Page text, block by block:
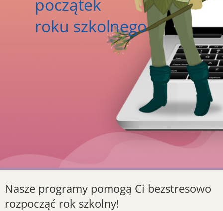
początek
roku szkolnego
Nasze programy pomogą Ci bezstresowo
rozpocząć rok szkolny!